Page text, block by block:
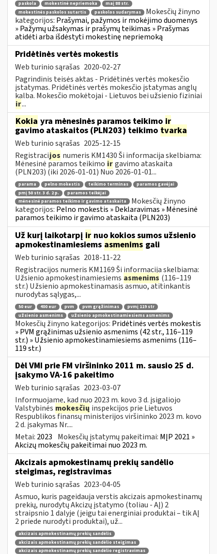
paskola mokestinė nepriemoka
maį 88 str.
mokestinės paskolos sutartis
paskolos sudarymas
Mokesčių žinyno
kategorijos: Prašymai, pažymos ir mokėjimo duomenys
» Pažymų užsakymas ir prašymų teikimas » Prašymas
atidėti arba išdėstyti mokestinę nepriemoką
Pridėtinės vertės mokestis
Web turinio sąrašas 2020-02-27
Pagrindinis teisės aktas - Pridėtinės vertės mokesčio
įstatymas. Pridėtinės vertės mokesčio įstatymas anglų
kalba. Mokesčio mokėtojai - Lietuvos bei užsienio fiziniai
ir...
Kokia yra mėnesinės paramos teikimo ir
gavimo ataskaitos (PLN203) teikimo tvarka
Web turinio sąrašas 2025-12-15
Registracijos numeris KM1430 Ši informacija skelbiama:
Mėnesinė paramos teikimo irgavimo ataskaita
(PLN203) (iki 2026-01-01) Nuo 2026-01-01...
parama pelno mokestis teikimo terminas
paramos gavėjai
pmį 50 str. 3 d. 2 p.
paramos teikėjai
mėnesinė paramos teikimo ir gavimo ataskaita
Mokesčių žinyno
kategorijos: Pelno mokestis » Deklaravimas » Mėnesinė
paramos teikimo ir gavimo ataskaita (PLN203)
Už kurį laikotarpį ir nuo kokios sumos užsienio
apmokestinamiesiems asmenims gali
Web turinio sąrašas 2018-11-22
Registracijos numeris KM1169 Ši informacija skelbiama:
Užsienio apmokestinamiesiems asmenims (116–119
str.) Užsienio apmokestinamasis asmuo, atitinkantis
nurodytas sąlygas,...
50 eur 400 eur pvm pvm grąžinimas
pvmį 119 str
užsienio asmenims
užsienio apmokestinamiesiems asmenims
Mokesčių žinyno kategorijos: Pridėtinės vertės mokestis
» PVM grąžinimas užsienio asmenims (42 str., 116–119
str.) » Užsienio apmokestinamiesiems asmenims (116–
119 str.)
Dėl VMI prie FM viršininko 2011 m. sausio 25 d.
įsakymo VA-16 pakeitimo
Web turinio sąrašas 2023-03-07
Informuojame, kad nuo 2023 m. kovo 3 d. įsigaliojo
Valstybinės mokesčių inspekcijos prie Lietuvos
Respublikos finansų ministerijos viršininko 2023 m. kovo
2 d. įsakymas Nr....
Metai: 2023 Mokesčių įstatymų pakeitimai: MĮP 2021 »
Akcizų mokesčių pakeitimai nuo 2023 m.
Akcizais apmokestinamų prekių sandėlio
steigimas, registravimas
Web turinio sąrašas 2023-04-05
Asmuo, kuris pageidauja verstis akcizais apmokestinamų
prekių, nurodytų Akcizų įstatymo (toliau - AĮ) 2
straipsnio 1 dalyje (jeigu tai energiniai produktai – tik AĮ
2 priede nurodyti produktai), už...
akcizais apmokestinamų prekių sandėlis
akcizais apmokestinamų prekių sandėlio steigimas
akcizais apmokestinamų prekių sandėlio registravimas